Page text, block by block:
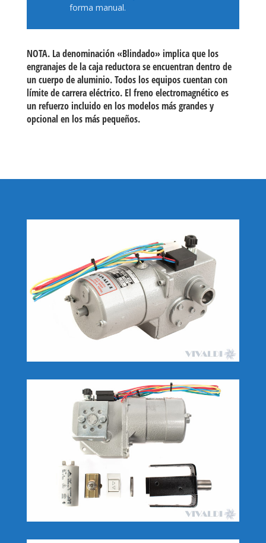
forma manual.
NOTA. La denominación «Blindado» implica que los
engranajes de la caja reductora se encuentran dentro de
un cuerpo de aluminio. Todos los equipos cuentan con
límite de carrera eléctrico. El freno electromagnético es
un refuerzo incluido en los modelos más grandes y
opcional en los más pequeños.